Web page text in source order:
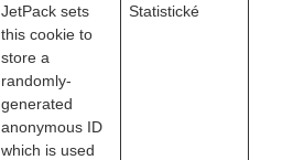
JetPack sets
this cookie to
store a
randomly-
generated
anonymous ID
which is used
Statistické